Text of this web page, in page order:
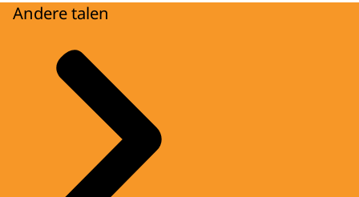
Andere talen